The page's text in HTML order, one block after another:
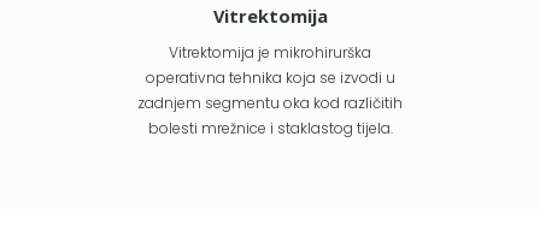
Vitrektomija
Vitrektomija je mikrohirurška
operativna tehnika koja se izvodi u
zadnjem segmentu oka kod različitih
bolesti mrežnice i staklastog tijela.